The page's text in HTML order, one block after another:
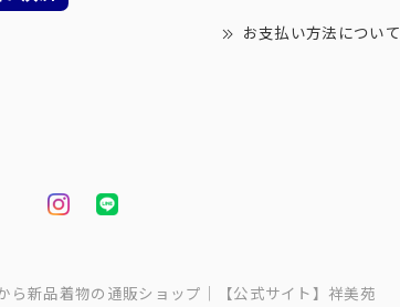
お支払い方法について
ら新品着物の通販ショップ｜【公式サイト】祥美苑